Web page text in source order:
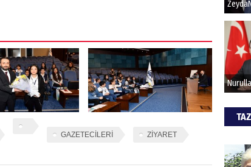
GAZETECİLERİ ZİYARET
Bu